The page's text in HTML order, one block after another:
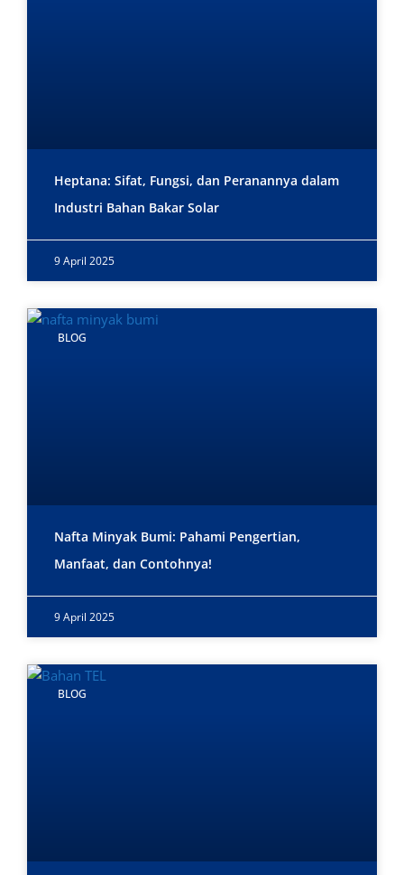
Heptana: Sifat, Fungsi, dan Peranannya dalam
Industri Bahan Bakar Solar
9 April 2025
BLOG
Nafta Minyak Bumi: Pahami Pengertian,
Manfaat, dan Contohnya!
9 April 2025
BLOG